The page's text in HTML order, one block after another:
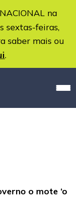
na
sextas-feiras,
saber mais ou
.
o mote ‘o